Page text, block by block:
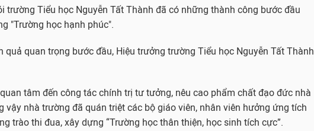
trường Tiểu học Nguyễn Tất Thành đã có những thành công bước đầu
"Trường học hạnh phúc".
quả quan trọng bước đầu, Hiệu trưởng trường Tiểu học Nguyễn Tất Thành
tâm đến công tác chính trị tư tưởng, nêu cao phẩm chất đạo đức nhà
vậy nhà trường đã quán triệt các bộ giáo viên, nhân viên hưởng ứng tích
trào thi đua, xây dựng “Trường học thân thiện, học sinh tích cực”.